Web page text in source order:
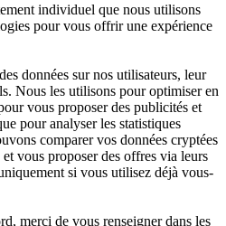
individuel que nous utilisons
pour vous offrir une expérience
données sur nos utilisateurs, leur
Nous les utilisons pour optimiser en
vous proposer des publicités et
pour analyser les statistiques
comparer vos données cryptées
vous proposer des offres via leurs
si vous utilisez déjà vous-
merci de vous renseigner dans les